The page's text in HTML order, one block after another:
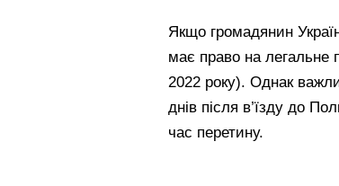
Якщо громадянин
має право на легальне
2022 року). Однак
днів після в’їзду до
час перетину.